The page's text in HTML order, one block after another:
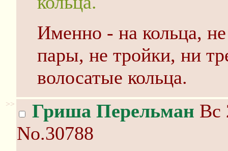
Именно - на кольца,
пары, не тройки, ни
волосатые кольца.
>> Гриша Перельман Вс
No.30788